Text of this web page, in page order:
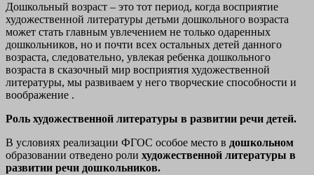
Дошкольный возраст – это тот период, когда восприятие
художественной литературы детьми дошкольного возраста
может стать главным увлечением не только одаренных
дошкольников, но и почти всех остальных детей данного
возраста, следовательно, увлекая ребенка дошкольного
возраста в сказочный мир восприятия художественной
литературы, мы развиваем у него творческие способности и
воображение .
Роль художественной литературы в развитии речи детей.
В условиях реализации ФГОС особое место в дошкольном
образовании отведено роли художественной литературы в
развитии речи дошкольников.